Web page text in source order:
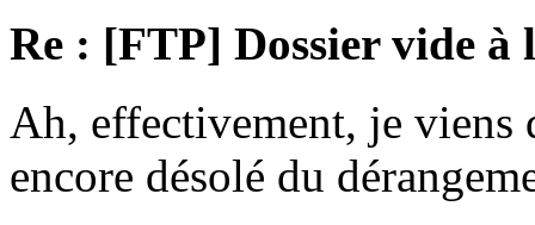
Re : [FTP] Dossier vide à
Ah, effectivement, je
encore désolé du